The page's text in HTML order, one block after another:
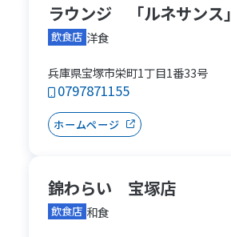
ラウンジ 「ルネサンス」
飲食店 洋食
兵庫県宝塚市栄町1丁目1番33号
0797871155
ホームページ
錦わらい 宝塚店
飲食店 和食